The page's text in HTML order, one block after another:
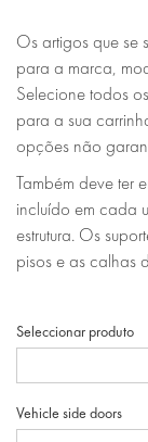
Os artigos que se
para a marca,
Selecione todos
para a sua
opções não
Também deve ter
incluído em cada
estrutura. Os
pisos e as calhas
Seleccionar produto
Vehicle side doors